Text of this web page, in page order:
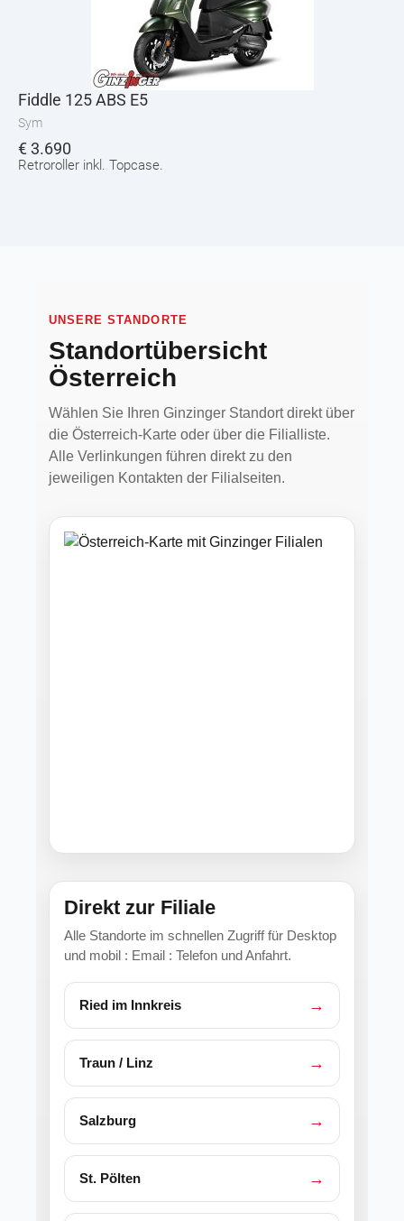
Fiddle 125 ABS E5
Sym
€3.690
Retroroller inkl. Topcase.